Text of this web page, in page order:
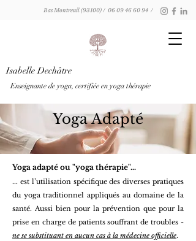
Bas Montreuil (93100) / 06 09 46 60 94 /
Isabelle Dechâtre
Enseignante de yoga, certifiée en yoga thérapie
Yoga Adapté
Yoga adapté ou "yoga thérapie"…
... est l’utilisation spécifique des diverses pratiques
du yoga traditionnel appliqués au domaine de la
santé. Aussi bien pour la prévention que pour la
prise en charge de patients souffrant de troubles -
ne se substituant en aucun cas à la médecine officielle.